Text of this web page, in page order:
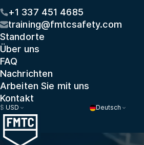
+1 337 451 4685
training@fmtcsafety.com
Standorte
Über uns
FAQ
Nachrichten
Arbeiten Sie mit uns
Kontakt
$ USD Deutsch